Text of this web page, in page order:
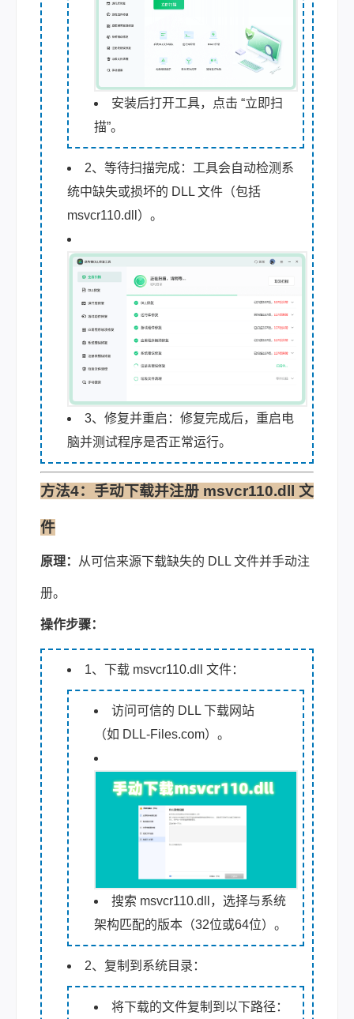
安装后打开工具，点击 “立即扫
描”。
2、等待扫描完成：工具会自动检测系
统中缺失或损坏的 DLL 文件（包括
msvcr110.dll）。
3、修复并重启：修复完成后，重启电
脑并测试程序是否正常运行。
方法4：手动下载并注册 msvcr110.dll 文
件
原理： 从可信来源下载缺失的 DLL 文件并手动注
册。
操作步骤：
1、下载 msvcr110.dll 文件：
访问可信的 DLL 下载网站
（如 DLL-Files.com）。
搜索 msvcr110.dll，选择与系统
架构匹配的版本（32位或64位）。
2、复制到系统目录：
将下载的文件复制到以下路径：